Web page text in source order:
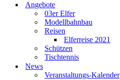
Angebote
03er Elfer
Modellbahnbau
Reisen
Elferreise 2021
Schützen
Tischtennis
News
Veranstaltungs-Kalender